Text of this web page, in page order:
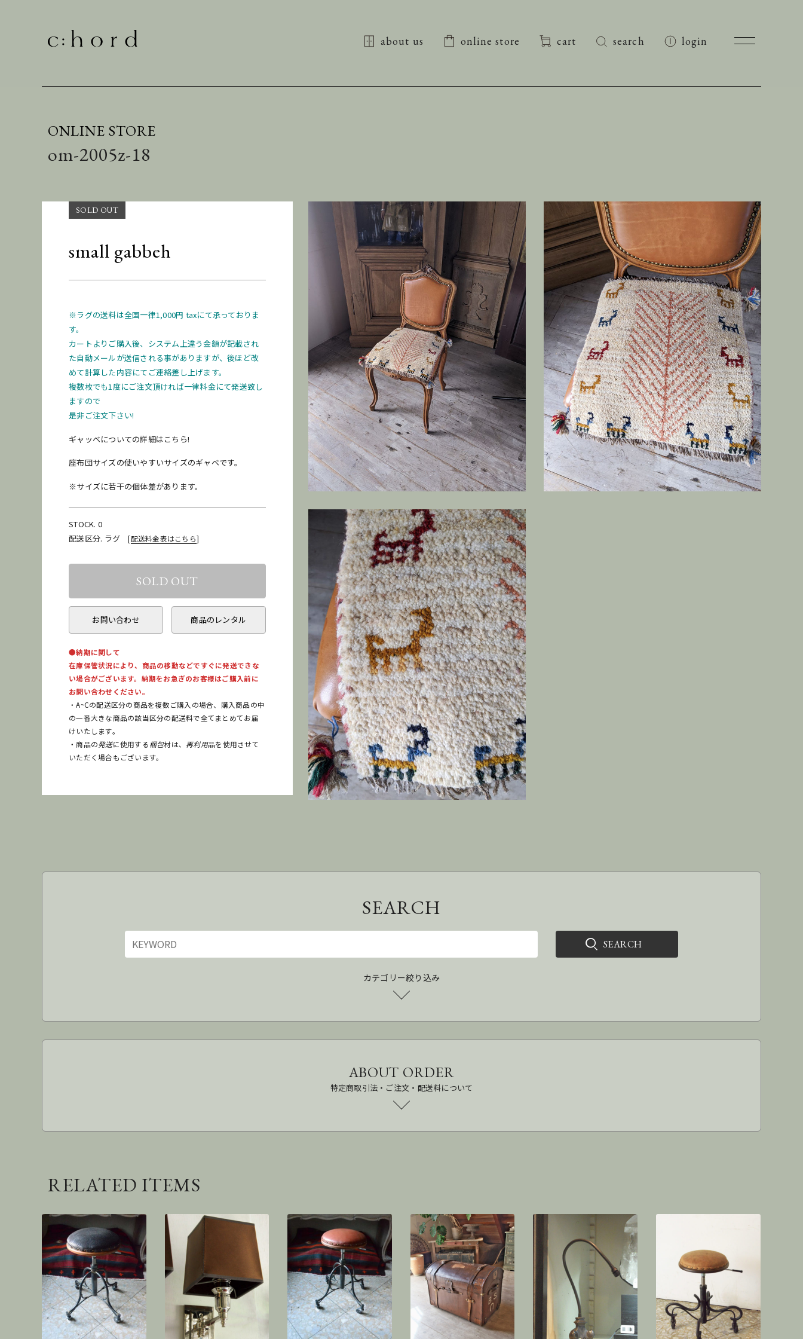
about us online store cart search login
ONLINE STORE
om-2005z-18
small gabbeh
※ラグの送料は全国一律1,000円 taxにて承っておりま
す。
カートよりご購入後、システム上違う金額が記載され
た自動メールが送信される事がありますが、後ほど改
めて計算した内容にてご連絡差し上げます。
複数枚でも1度にご注文頂ければ一律料金にて発送致し
ますので
是非ご注文下さい!
ギャッベについての詳細はこちら!
座布団サイズの使いやすいサイズのギャベです。
※サイズに若干の個体差があります。
STOCK. 0
配送区分. ラグ[配送料金表はこちら]
お問い合わせ 商品のレンタル
●納期に関して
在庫保管状況により、商品の移動などですぐに発送できな
い場合がございます。納期をお急ぎのお客様はご購入前に
お問い合わせください。
・A~Cの配送区分の商品を複数ご購入の場合、購入商品の中
の一番大きな商品の該当区分の配送料で全てまとめてお届
けいたします。
・商品の発送に使用する梱包材は、 再利用品を使用させて
いただく場合もございます。
[配送料金表はこちら]
お問い合わせ
在庫保管状況により、商品の移動などですぐに発送できな
お問い合わせください。
発送
SEARCH
カテゴリー絞り込み
ABOUT ORDER
特定商取引法・ご注文・配送料について
RELATED ITEMS